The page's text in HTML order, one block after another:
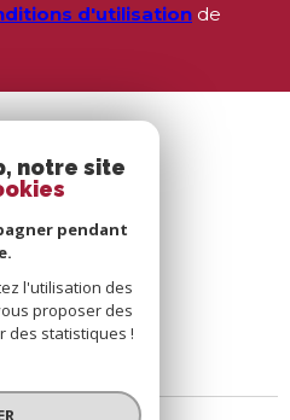
d'utilisation de
notre site
pendant
l'utilisation des
proposer des
des statistiques !